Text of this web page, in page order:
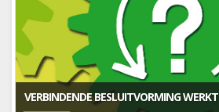
VERBINDENDE BESLUITVORMING WERKT